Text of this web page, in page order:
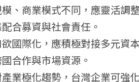
模、商業模式不同，應靈活調
合募資與社會責任。
欲國際化，應積極對接多元資
合作與市場資源。
產業極化趨勢，台灣企業可強